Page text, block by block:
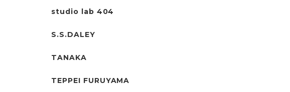
studio lab 404
S.S.DALEY
TANAKA
TEPPEI FURUYAMA